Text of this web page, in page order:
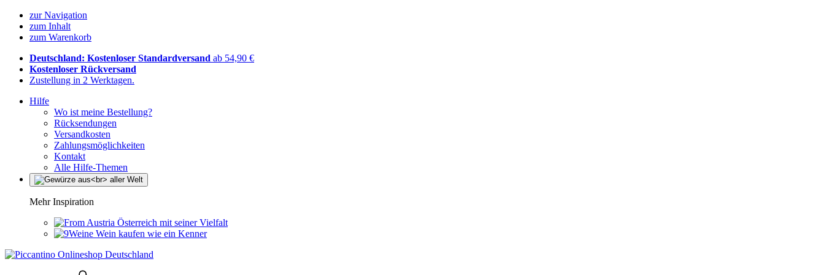
zur Navigation
zum Inhalt
zum Warenkorb
Deutschland: Kostenloser Standardversand ab 54,90 €
Kostenloser Rückversand
Zustellung in 2 Werktagen.
Hilfe
Wo ist meine Bestellung?
Rücksendungen
Versandkosten
Zahlungsmöglichkeiten
Kontakt
Alle Hilfe-Themen
Mehr Inspiration
Österreich mit seiner Vielfalt
Wein kaufen wie ein Kenner